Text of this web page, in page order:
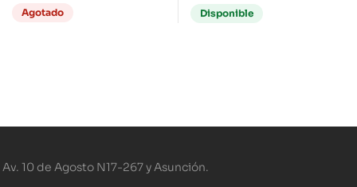
ESCÉPTICOS-
Agotado Disponible
Av. 10 de Agosto N17-267 y Asunción.